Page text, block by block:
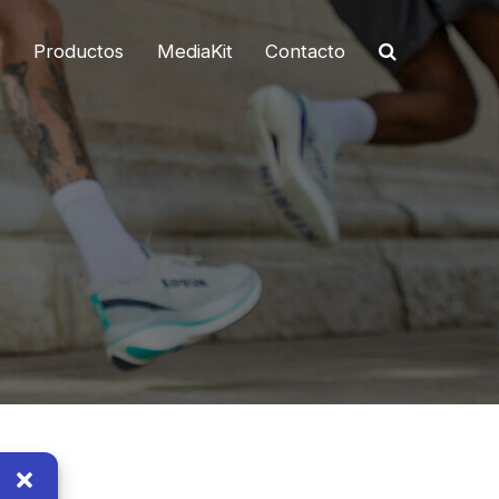
Productos MediaKit Contacto